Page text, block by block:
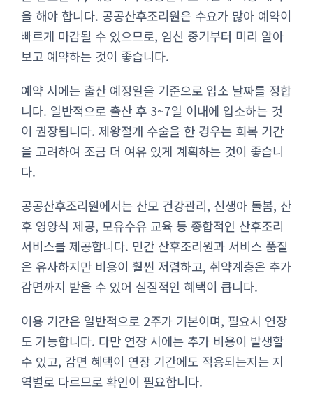
을 해야 합니다. 공공산후조리원은 수요가 많아 예약이
빠르게 마감될 수 있으므로, 임신 중기부터 미리 알아
보고 예약하는 것이 좋습니다.
예약 시에는 출산 예정일을 기준으로 입소 날짜를 정합
니다. 일반적으로 출산 후 3~7일 이내에 입소하는 것
이 권장됩니다. 제왕절개 수술을 한 경우는 회복 기간
을 고려하여 조금 더 여유 있게 계획하는 것이 좋습니
다.
공공산후조리원에서는 산모 건강관리, 신생아 돌봄, 산
후 영양식 제공, 모유수유 교육 등 종합적인 산후조리
서비스를 제공합니다. 민간 산후조리원과 서비스 품질
은 유사하지만 비용이 훨씬 저렴하고, 취약계층은 추가
감면까지 받을 수 있어 실질적인 혜택이 큽니다.
이용 기간은 일반적으로 2주가 기본이며, 필요시 연장
도 가능합니다. 다만 연장 시에는 추가 비용이 발생할
수 있고, 감면 혜택이 연장 기간에도 적용되는지는 지
역별로 다르므로 확인이 필요합니다.